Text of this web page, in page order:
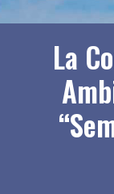
La